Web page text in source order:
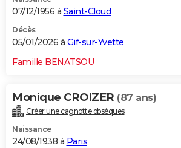
07/12/1956 à Saint-Cloud
Décès
05/01/2026 à Gif-sur-Yvette
Famille BENATSOU
Monique CROIZER (87 ans)
Créer une cagnotte obsèques
Naissance
24/08/1938 à Paris